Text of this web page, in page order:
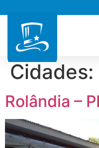
Cidades:
Rolândia –